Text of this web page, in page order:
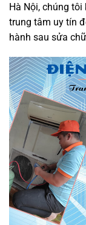
Hà Nội, chúng
trung tâm uy tín
hành sau sửa